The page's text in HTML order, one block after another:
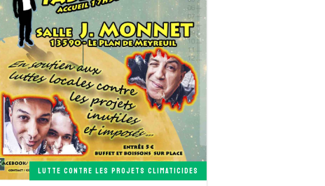
LUTTE CONTRE LES PROJETS CLIMATICIDES